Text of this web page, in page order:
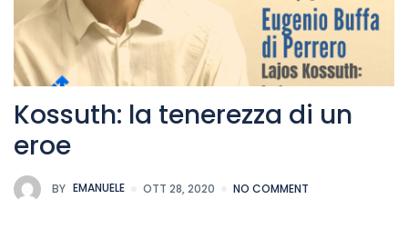
Kossuth: la tenerezza di un
eroe
BY EMANUELE OTT 28, 2020 NO COMMENT